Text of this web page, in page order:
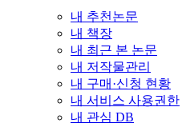
내 추천논문
내 책장
내 최근 본 논문
내 저작물관리
내 구매·신청 현황
내 서비스 사용권한
내 관심 DB